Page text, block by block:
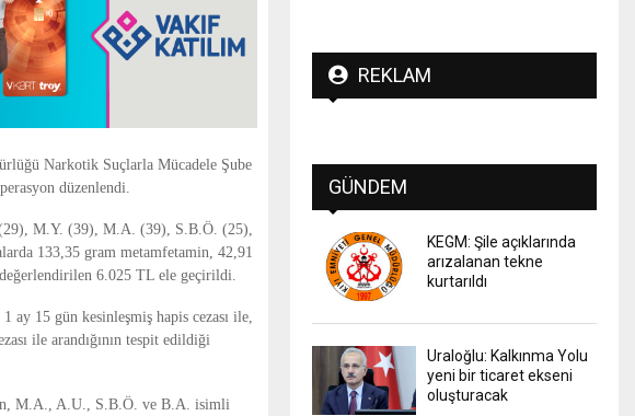
Narkotik Suçlarla Mücadele Şube
düzenlendi.
(29), M.Y. (39), M.A. (39), S.B.Ö. (25),
133,35 gram metamfetamin, 42,91
6.025 TL ele geçirildi.
ay 15 gün kesinleşmiş hapis cezası ile,
ile arandığının tespit edildiği
M.A., A.U., S.B.Ö. ve B.A. isimli
REKLAM
GÜNDEM
KEGM: Şile açıklarında
arızalanan tekne
kurtarıldı
Uraloğlu: Kalkınma Yolu
yeni bir ticaret ekseni
oluşturacak